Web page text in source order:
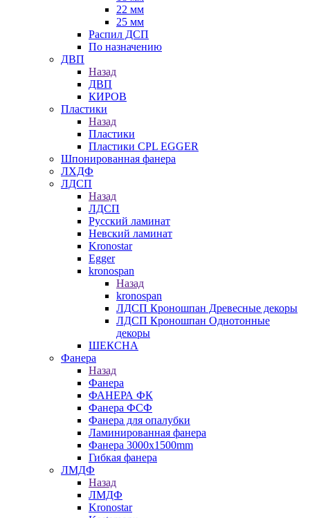
22 мм
25 мм
Распил ДСП
По назначению
ДВП
Назад
ДВП
КИРОВ
Пластики
Назад
Пластики
Пластики CPL EGGER
Шпонированная фанера
ЛХДФ
ЛДСП
Назад
ЛДСП
Русский ламинат
Невский ламинат
Kronostar
Egger
kronospan
Назад
kronospan
ЛДСП Кроношпан Древесные декоры
ЛДСП Кроношпан Однотонные
декоры
ШЕКСНА
Фанера
Назад
Фанера
ФАНЕРА ФК
Фанера ФСФ
Фанера для опалубки
Ламинированная фанера
Фанера 3000х1500mm
Гибкая фанера
ЛМДФ
Назад
ЛМДФ
Kronostar